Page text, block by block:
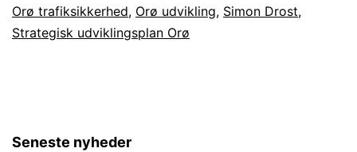
Orø trafiksikkerhed, Orø udvikling, Simon Drost,
Strategisk udviklingsplan Orø
Seneste nyheder